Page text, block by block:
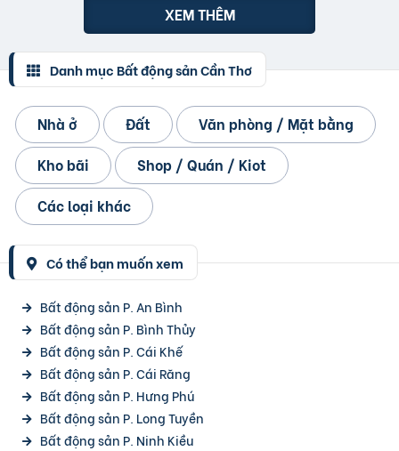
XEM THÊM
Danh mục Bất động sản Cần Thơ
Nhà ở Đất
Văn phòng / Mặt bằng
Kho bãi
Shop / Quán / Kiot
Các loại khác
Có thể bạn muốn xem
Bất động sản P. An Bình
Bất động sản P. Bình Thủy
Bất động sản P. Cái Khế
Bất động sản P. Cái Răng
Bất động sản P. Hưng Phú
Bất động sản P. Long Tuyền
Bất động sản P. Ninh Kiều